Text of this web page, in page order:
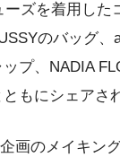
ズを着用した
のバッグ
プ、NADIA
もにシェアさ
画のメイキン